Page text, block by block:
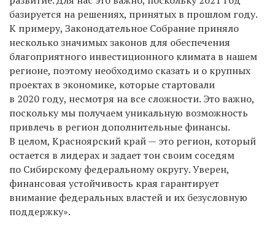
базируется на решениях, принятых в прошлом году.
К примеру, Законодательное Собрание приняло
несколько значимых законов для обеспечения
благоприятного инвестиционного климата в нашем
регионе, поэтому необходимо сказать и о крупных
проектах в экономике, которые стартовали
в 2020 году, несмотря на все сложности. Это важно,
поскольку мы получаем уникальную возможность
привлечь в регион дополнительные финансы.
В целом, Красноярский край — это регион, который
остается в лидерах и задает тон своим соседям
по Сибирскому федеральному округу. Уверен,
финансовая устойчивость края гарантирует
внимание федеральных властей и их безусловную
поддержку».